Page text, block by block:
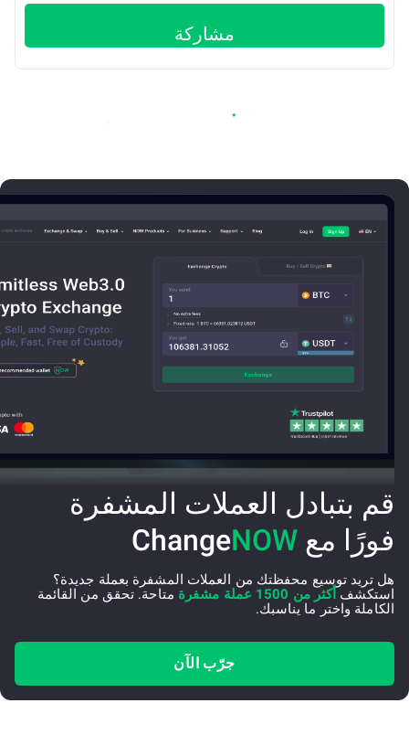
مشاركة
قم بتبادل العملات المشفرة
فورًا مع Change NOW
هل تريد توسيع محفظتك من العملات المشفرة بعملة جديدة؟
استكشف أكثر من 1500 عملة مشفرة
متاحة. تحقق من القائمة
الكاملة واختر ما يناسبك.
جرّب الآن